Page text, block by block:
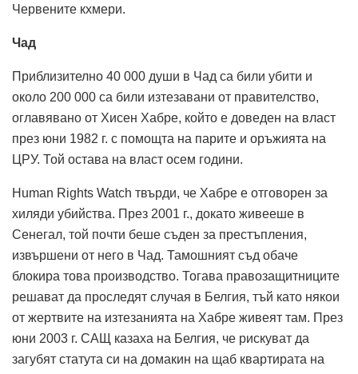
Червените кхмери.
Чад
Приблизително 40 000 души в Чад са били убити и
около 200 000 са били изтезавани от правителство,
оглавявано от Хисен Хабре, който е доведен на власт
през юни 1982 г. с помощта на парите и оръжията на
ЦРУ. Той остава на власт осем години.
Human Rights Watch твърди, че Хабре е отговорен за
хиляди убийства. През 2001 г., докато живееше в
Сенегал, той почти беше съден за престъпления,
извършени от него в Чад. Тамошният съд обаче
блокира това производство. Тогава правозащитниците
решават да проследят случая в Белгия, тъй като някои
от жертвите на изтезанията на Хабре живеят там. През
юни 2003 г. САЩ казаха на Белгия, че рискуват да
загубят статута си на домакин на щаб квартирата на